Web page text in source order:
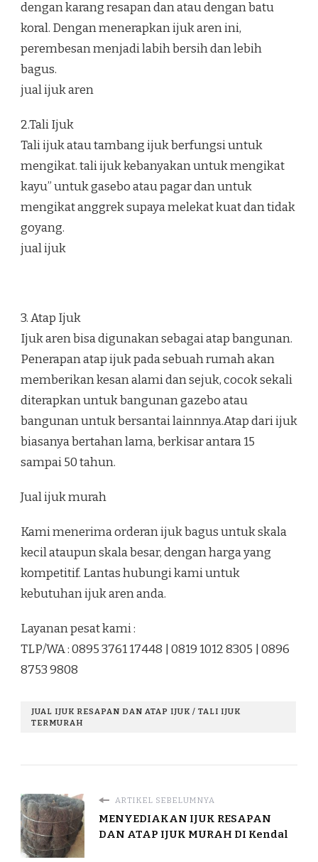
dengan karang resapan dan atau dengan batu
koral. Dengan menerapkan ijuk aren ini,
perembesan menjadi labih bersih dan lebih
bagus.
jual ijuk aren
2.Tali Ijuk
Tali ijuk atau tambang ijuk berfungsi untuk
mengikat. tali ijuk kebanyakan untuk mengikat
kayu” untuk gasebo atau pagar dan untuk
mengikat anggrek supaya melekat kuat dan tidak
goyang.
jual ijuk
3. Atap Ijuk
Ijuk aren bisa digunakan sebagai atap bangunan.
Penerapan atap ijuk pada sebuah rumah akan
memberikan kesan alami dan sejuk, cocok sekali
diterapkan untuk bangunan gazebo atau
bangunan untuk bersantai lainnnya.Atap dari ijuk
biasanya bertahan lama, berkisar antara 15
sampai 50 tahun.
Jual ijuk murah
Kami menerima orderan ijuk bagus untuk skala
kecil ataupun skala besar, dengan harga yang
kompetitif. Lantas hubungi kami untuk
kebutuhan ijuk aren anda.
Layanan pesat kami :
TLP/WA : 0895 3761 17448 | 0819 1012 8305 | 0896
8753 9808
JUAL IJUK RESAPAN DAN ATAP IJUK / TALI IJUK
TERMURAH
ARTIKEL SEBELUMNYA
MENYEDIAKAN IJUK RESAPAN
DAN ATAP IJUK MURAH DI Kendal